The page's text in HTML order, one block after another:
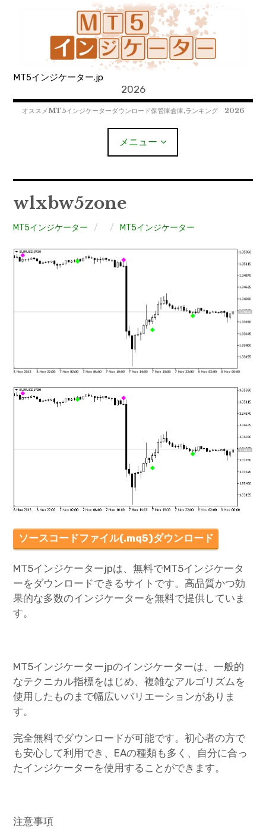
MT5インジケーター.jp
2026
オススメMT5インジケーターダウンロード保管庫倉庫,ランキング 2026
メニュー
MT4EAﾀﾞｳﾝﾛｰﾄﾞ
MT5EAﾀﾞｳﾝﾛｰﾄﾞ
MT4インジケーター
wlxbw5zone
MT5インジケーター MT5インジケーター
ソースコードファイル(.mq5)ダウンロード
MT5インジケーターjpは、無料でMT5インジケータ
ーをダウンロードできるサイトです。高品質かつ効
果的な多数のインジケーターを無料で提供していま
す。
MT5インジケーターjpのインジケーターは、一般的
なテクニカル指標をはじめ、複雑なアルゴリズムを
使用したものまで幅広いバリエーションがありま
す。
完全無料でダウンロードが可能です。初心者の方で
も安心して利用でき、EAの種類も多く、自分に合っ
たインジケーターを使用することができます。
注意事項